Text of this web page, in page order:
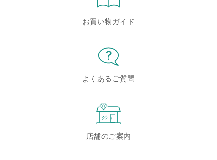
お買い物ガイド
よくあるご質問
店舗のご案内